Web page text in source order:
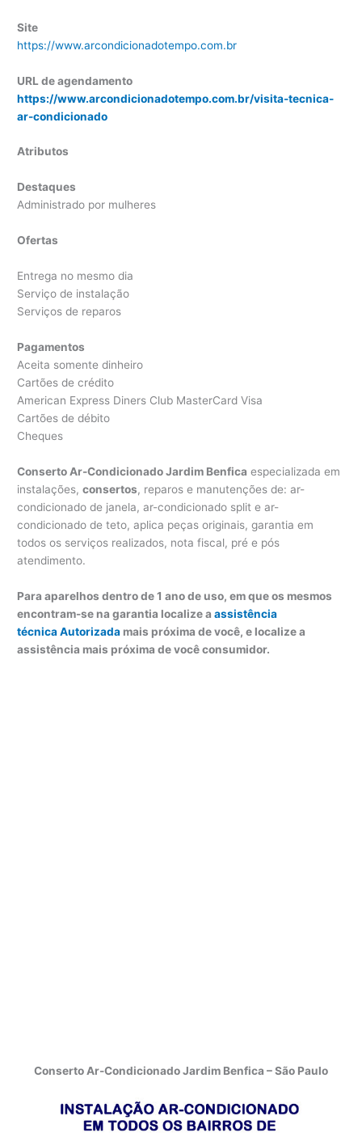
Site
https://www.arcondicionadotempo.com.br
URL de agendamento
https://www.arcondicionadotempo.com.br/visita-tecnica-
ar-condicionado
Atributos
Destaques
Administrado por mulheres
Ofertas
Entrega no mesmo dia
Serviço de instalação
Serviços de reparos
Pagamentos
Aceita somente dinheiro
Cartões de crédito
American Express Diners Club MasterCard Visa
Cartões de débito
Cheques
Conserto Ar-Condicionado Jardim Benfica especializada em
instalações,consertos, reparos e manutenções de: ar-
condicionado de janela, ar-condicionado split e ar-
condicionado de teto, aplica peças originais, garantia em
todos os serviços realizados, nota fiscal, pré e pós
atendimento.
Para aparelhos dentro de 1 ano de uso, em que os mesmos
encontram-se na garantia localize aassistência
técnica Autorizada mais próxima de você, e localize a
assistência mais próxima de você consumidor.
Conserto Ar-Condicionado Jardim Benfica – São Paulo